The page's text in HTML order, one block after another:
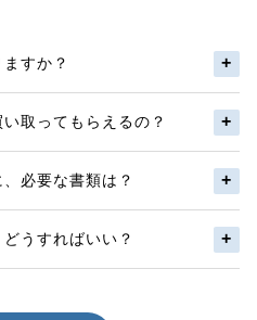
すか？
取ってもらえるの？
必要な書類は？
うすればいい？